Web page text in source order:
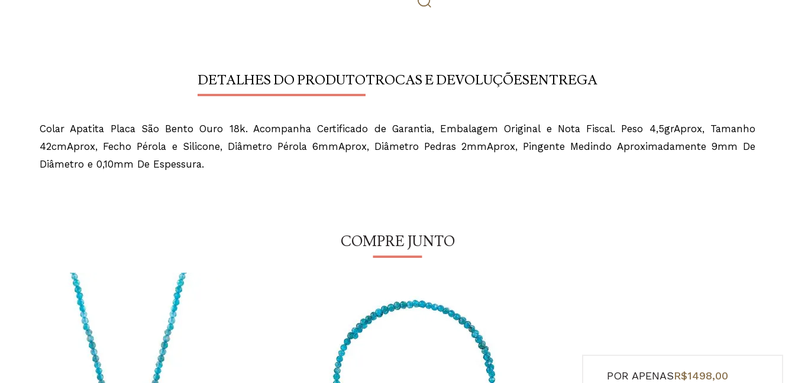
DETALHES DO PRODUTOTROCAS E DEVOLUÇÕESENTREGA
Colar Apatita Placa São Bento Ouro 18k. Acompanha Certificado de Garantia, Embalagem Original e Nota Fiscal. Peso 4,5grAprox, Tamanho
42cmAprox, Fecho Pérola e Silicone, Diâmetro Pérola 6mmAprox, Diâmetro Pedras 2mmAprox, Pingente Medindo Aproximadamente 9mm De
Diâmetro e 0,10mm De Espessura.
COMPRE JUNTO
POR APENASR$1498,00